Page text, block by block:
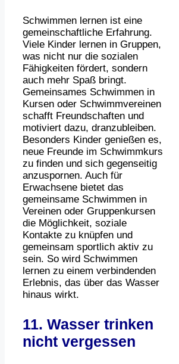
Schwimmen lernen ist eine
gemeinschaftliche Erfahrung.
Viele Kinder lernen in Gruppen,
was nicht nur die sozialen
Fähigkeiten fördert, sondern
auch mehr Spaß bringt.
Gemeinsames Schwimmen in
Kursen oder Schwimmvereinen
schafft Freundschaften und
motiviert dazu, dranzubleiben.
Besonders Kinder genießen es,
neue Freunde im Schwimmkurs
zu finden und sich gegenseitig
anzuspornen. Auch für
Erwachsene bietet das
gemeinsame Schwimmen in
Vereinen oder Gruppenkursen
die Möglichkeit, soziale
Kontakte zu knüpfen und
gemeinsam sportlich aktiv zu
sein. So wird Schwimmen
lernen zu einem verbindenden
Erlebnis, das über das Wasser
hinaus wirkt.
11. Wasser trinken
nicht vergessen